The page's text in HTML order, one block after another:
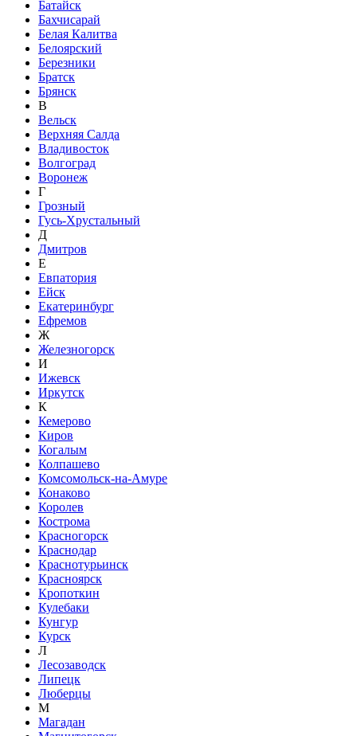
Батайск
Бахчисарай
Белая Калитва
Белоярский
Березники
Братск
Брянск
В
Вельск
Верхняя Салда
Владивосток
Волгоград
Воронеж
Г
Грозный
Гусь-Хрустальный
Д
Дмитров
Е
Евпатория
Ейск
Екатеринбург
Ефремов
Ж
Железногорск
И
Ижевск
Иркутск
К
Кемерово
Киров
Когалым
Колпашево
Комсомольск-на-Амуре
Конаково
Королев
Кострома
Красногорск
Краснодар
Краснотурьинск
Красноярск
Кропоткин
Кулебаки
Кунгур
Курск
Л
Лесозаводск
Липецк
Люберцы
М
Магадан